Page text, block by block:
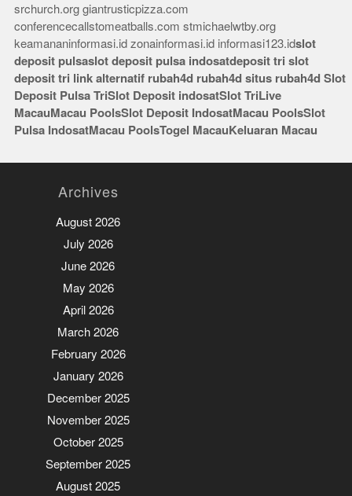
srchurch.org giantrusticpizza.com
conferencecallstomeatballs.com stmichaelwtby.org
keamananinformasi.id zonainformasi.id informasi123.idslot
deposit pulsaslot deposit pulsa indosatdeposit tri slot
deposit tri link alternatif rubah4d rubah4d situs rubah4d Slot
Deposit Pulsa TriSlot Deposit indosatSlot TriLive
MacauMacau PoolsSlot Deposit IndosatMacau PoolsSlot
Pulsa IndosatMacau PoolsTogel MacauKeluaran Macau
Archives
August 2026
July 2026
June 2026
May 2026
April 2026
March 2026
February 2026
January 2026
December 2025
November 2025
October 2025
September 2025
August 2025